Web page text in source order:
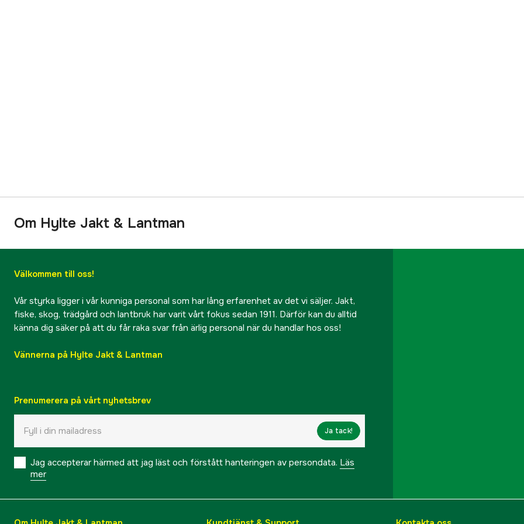
Om Hylte Jakt & Lantman
Välkommen till oss!
Vår styrka ligger i vår kunniga personal som har lång erfarenhet av det vi säljer. Jakt,
fiske, skog, trädgård och lantbruk har varit vårt fokus sedan 1911. Därför kan du alltid
känna dig säker på att du får raka svar från ärlig personal när du handlar hos oss!
Vännerna på Hylte Jakt & Lantman
Prenumerera på vårt nyhetsbrev
Ja tack!
Jag accepterar härmed att jag läst och förstått hanteringen av persondata. Läs
mer